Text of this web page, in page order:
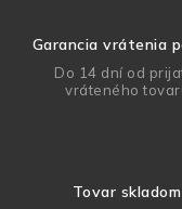
Garancia vrátenia
Do 14 dní od
vráteného
Tovar skladom